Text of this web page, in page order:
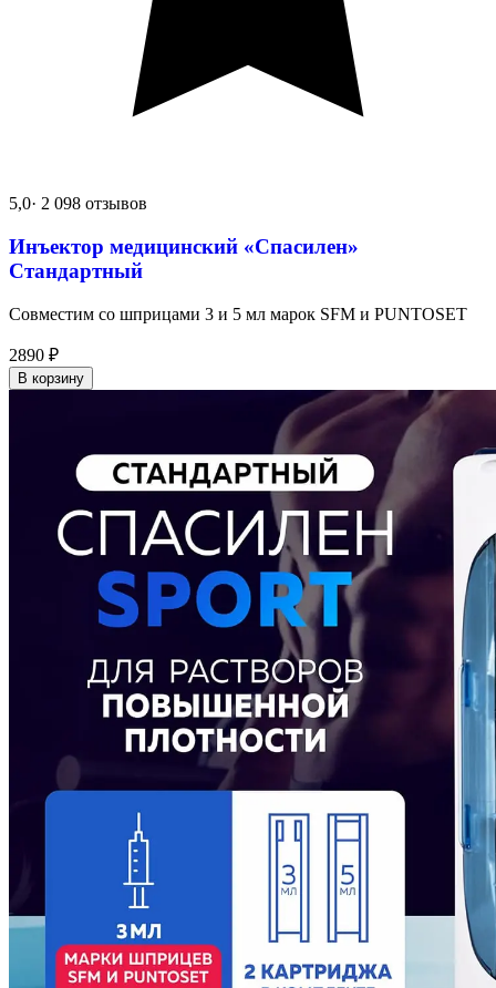
5,0· 2 098 отзывов
Инъектор медицинский «Спасилен»
Стандартный
Совместим со шприцами 3 и 5 мл марок SFM и PUNTOSET
2890 ₽
В корзину